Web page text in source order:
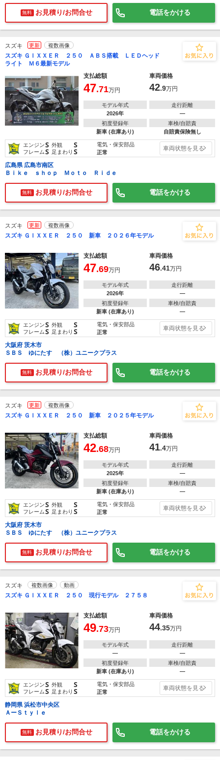
無料 お見積り/お問合せ 電話をかける
スズキ 更新 複数画像
スズキ ＧＩＸＸＥＲ ２５０ ＡＢＳ搭載 ＬＥＤヘッド
ライト Ｍ６最新モデル
支払総額
車両価格
47.71万円 42.9万円
モデル年式
2026年
走行距離
―
初度登録年
新車 (在庫あり)
車検/自賠責
自賠責保険無し
エンジンS 外観 S
フレームS 足まわり S
電気・保安部品
正常
車両状態を見る
広島県 広島市南区
Ｂｉｋｅ ｓｈｏｐ Ｍｏｔｏ Ｒｉｄｅ
無料 お見積り/お問合せ 電話をかける
スズキ 更新 複数画像
スズキ ＧＩＸＸＥＲ ２５０ 新車 ２０２６年モデル
支払総額 車両価格
47.69万円 46.41万円
モデル年式
2026年
走行距離
―
初度登録年
新車 (在庫あり)
車検/自賠責
―
エンジンS 外観 S
フレームS 足まわり S
電気・保安部品
正常
車両状態を見る
大阪府 茨木市
ＳＢＳ ゆにたす （株）ユニークプラス
無料 お見積り/お問合せ 電話をかける
スズキ 更新 複数画像
スズキ ＧＩＸＸＥＲ ２５０ 新車 ２０２５年モデル
支払総額 車両価格
42.68万円 41.4万円
モデル年式
2025年
走行距離
―
初度登録年
新車 (在庫あり)
車検/自賠責
―
エンジンS 外観 S
フレームS 足まわり S
電気・保安部品
正常
車両状態を見る
大阪府 茨木市
ＳＢＳ ゆにたす （株）ユニークプラス
無料 お見積り/お問合せ 電話をかける
スズキ 複数画像 動画
スズキ ＧＩＸＸＥＲ ２５０ 現行モデル ２７５８
支払総額 車両価格
49.73万円 44.35万円
モデル年式
―
走行距離
―
初度登録年
新車 (在庫あり)
車検/自賠責
―
エンジンS 外観 S
フレームS 足まわり S
電気・保安部品
正常
車両状態を見る
静岡県 浜松市中央区
ＡーＳｔｙｌｅ
無料 お見積り/お問合せ 電話をかける